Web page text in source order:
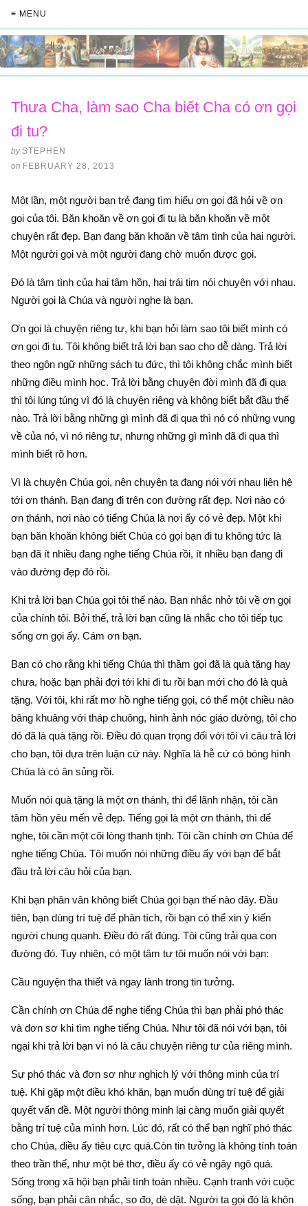
≡ MENU
Thưa Cha, làm sao Cha biết Cha có ơn gọi
đi tu?
by STEPHEN
on FEBRUARY 28, 2013
Một lần, một người bạn trẻ đang tìm hiểu ơn gọi đã hỏi về ơn
gọi của tôi. Băn khoăn về ơn gọi đi tu là băn khoăn về một
chuyện rất đẹp. Bạn đang băn khoăn về tâm tình của hai người.
Một người gọi và một người đang chờ muốn được gọi.
Đó là tâm tình của hai tâm hồn, hai trái tim nói chuyện với nhau.
Người gọi là Chúa và người nghe là bạn.
Ơn gọi là chuyện riêng tư, khi bạn hỏi làm sao tôi biết mình có
ơn gọi đi tu. Tôi không biết trả lời bạn sao cho dễ dàng. Trả lời
theo ngôn ngữ những sách tu đức, thì tôi không chắc mình biết
những điều mình học. Trả lời bằng chuyện đời mình đã đi qua
thì tôi lúng túng vì đó là chuyện riêng và không biết bắt đầu thế
nào. Trả lời bằng những gì mình đã đi qua thì nó có những vụng
về của nó, vì nó riêng tư, nhưng những gì mình đã đi qua thì
mình biết rõ hơn.
Vì là chuyện Chúa gọi, nên chuyện ta đang nói với nhau liên hệ
tới ơn thánh. Bạn đang đi trên con đường rất đẹp. Nơi nào có
ơn thánh, nơi nào có tiếng Chúa là nơi ấy có vẻ đẹp. Một khi
bạn băn khoăn không biết Chúa có gọi bạn đi tu không tức là
bạn đã ít nhiều đang nghe tiếng Chúa rồi, ít nhiều bạn đang đi
vào đường đẹp đó rồi.
Khi trả lời bạn Chúa gọi tôi thế nào. Bạn nhắc nhở tôi về ơn gọi
của chính tôi. Bởi thế, trả lời bạn cũng là nhắc cho tôi tiếp tục
sống ơn gọi ấy. Cám ơn bạn.
Bạn có cho rằng khi tiếng Chúa thì thầm gọi đã là quà tặng hay
chưa, hoặc bạn phải đợi tới khi đi tu rồi bạn mới cho đó là quà
tặng. Với tôi, khi rất mơ hồ nghe tiếng gọi, có thể một chiều nào
bâng khuâng với tháp chuông, hình ảnh nóc giáo đường, tôi cho
đó đã là quà tặng rồi. Điều đó quan trọng đối với tôi vì câu trả lời
cho bạn, tôi dựa trên luận cứ này. Nghĩa là hễ cứ có bóng hình
Chúa là có ân sủng rồi.
Muốn nói quà tặng là một ơn thánh, thì để lãnh nhận, tôi cần
tâm hồn yêu mến vẻ đẹp. Tiếng gọi là một ơn thánh, thì để
nghe, tôi cần một cõi lòng thanh tịnh. Tôi cần chính ơn Chúa để
nghe tiếng Chúa. Tôi muốn nói những điều ấy với bạn để bắt
đầu trả lời câu hỏi của bạn.
Khi bạn phân vân không biết Chúa gọi bạn thế nào đây. Đầu
tiên, bạn dùng trí tuệ để phân tích, rồi bạn có thể xin ý kiến
người chung quanh. Điều đó rất đúng. Tôi cũng trải qua con
đường đó. Tuy nhiên, có một tâm tư tôi muốn nói với bạn:
Cầu nguyện tha thiết và ngay lành trong tin tưởng.
Cần chính ơn Chúa để nghe tiếng Chúa thì bạn phải phó thác
và đơn sơ khi tìm nghe tiếng Chúa. Như tôi đã nói với bạn, tôi
ngại khi trả lời bạn vì nó là câu chuyện riêng tư của riêng mình.
Sự phó thác và đơn sơ như nghịch lý với thông minh của trí
tuệ. Khi gặp một điều khó khăn, bạn muốn dùng trí tuệ để giải
quyết vấn đề. Một người thông minh lại càng muốn giải quyết
bằng trí tuệ của mình hơn. Lúc đó, rất có thể bạn nghĩ phó thác
cho Chúa, điều ấy tiêu cực quá.Còn tin tưởng là không tính toán
theo trần thế, như một bé thơ, điều ấy có vẻ ngây ngô quá.
Sống trong xã hội bạn phải tính toán nhiều. Cạnh tranh với cuộc
sống, bạn phải cân nhắc, so đo, dè dặt. Người ta gọi đó là khôn